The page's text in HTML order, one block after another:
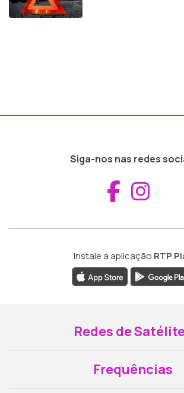
Siga-nos nas redes
Instale a aplicação RTP
Redes de
Frequências